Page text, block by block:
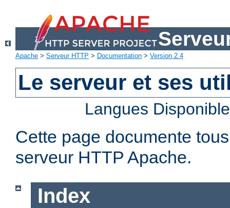
Apache > Serveur HTTP > Documentation > Version 2.4
Le serveur et ses
Langues
Cette page documente
serveur HTTP Apache.
Index